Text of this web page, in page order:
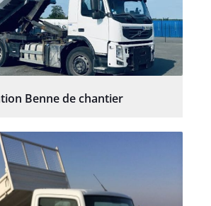
Benne de chantier